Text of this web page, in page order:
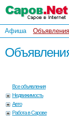
Афиша Объявления
Все объявления
Недвижимость
Авто
Работа в Сарове